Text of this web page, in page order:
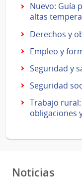
Nuevo: Guía
altas
Derechos y
Empleo y
Seguridad y
Seguridad
Trabajo
obligaciones
Noticias